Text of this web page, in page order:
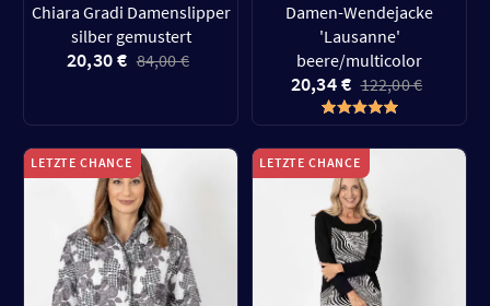
Chiara Gradi Damenslipper
silber gemustert
20,30 € 84,00 €
Damen-Wendejacke
'Lausanne'
beere/multicolor
20,34 € 122,00 €
LETZTE CHANCE LETZTE CHANCE